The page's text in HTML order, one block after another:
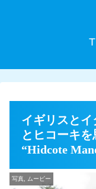
イギリスと
とヒコーキ
“Hidcote
写真, ムービー